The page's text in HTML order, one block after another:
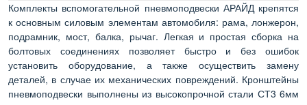
Комплекты вспомогательной пневмоподвески АРАЙД крепятся
к основным силовым элементам автомобиля: рама, лонжерон,
подрамник, мост, балка, рычаг. Легкая и простая сборка на
болтовых соединениях позволяет быстро и без ошибок
установить оборудование, а также осуществить замену
деталей, в случае их механических повреждений. Кронштейны
пневмоподвески выполнены из высокопрочной стали СТ3 6мм